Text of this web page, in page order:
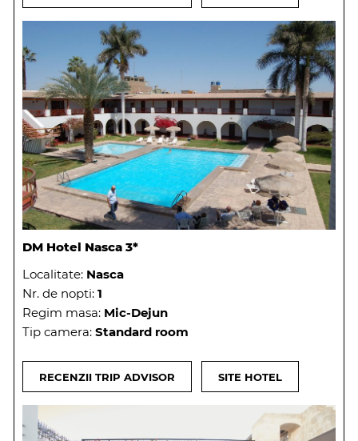
DM Hotel Nasca 3*
Localitate: Nasca
Nr. de nopti: 1
Regim masa: Mic-Dejun
Tip camera: Standard room
RECENZII TRIP ADVISOR SITE HOTEL